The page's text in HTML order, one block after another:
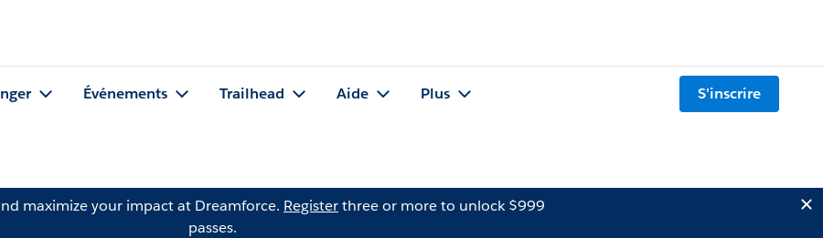
Événements Trailhead Aide Plus S'inscrire
maximize your impact at Dreamforce. Registerthree or more to unlock $999
passes.